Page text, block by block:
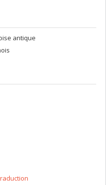
objective et
est-elle utile ?
J’ai eu la grande
régulièrement des bourses,
au sein
(Paris 13, Bordeaux 3,
canadiens (FQRSC, CRSH)
Confucius), ainsi que la
antique